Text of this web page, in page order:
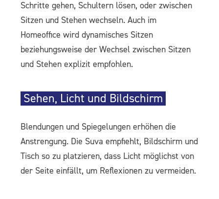
Schritte gehen, Schultern lösen, oder zwischen
Sitzen und Stehen wechseln. Auch im
Homeoffice wird dynamisches Sitzen
beziehungsweise der Wechsel zwischen Sitzen
und Stehen explizit empfohlen.
Sehen, Licht und Bildschirm
Blendungen und Spiegelungen erhöhen die
Anstrengung. Die Suva empfiehlt, Bildschirm und
Tisch so zu platzieren, dass Licht möglichst von
der Seite einfällt, um Reflexionen zu vermeiden.